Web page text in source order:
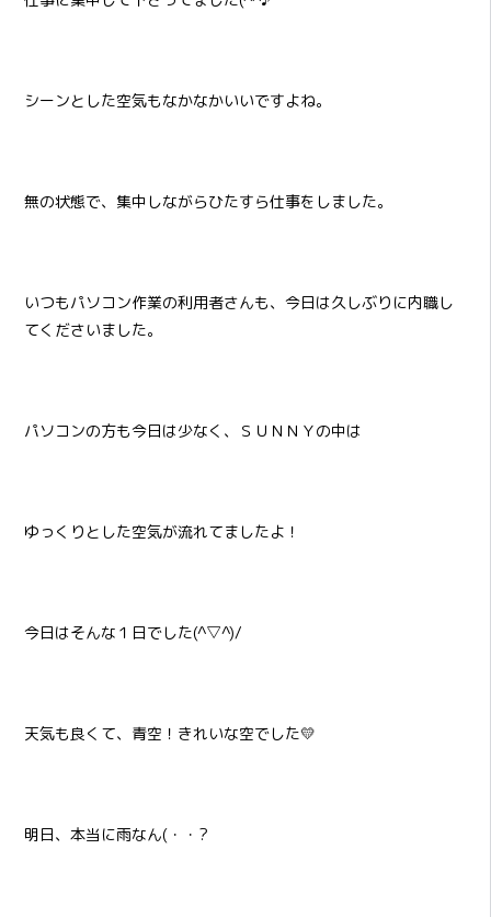
シーンとした空気もなかなかいいですよね。
無の状態で、集中しながらひたすら仕事をしました。
いつもパソコン作業の利用者さんも、今日は久しぶりに内職し
てくださいました。
パソコンの方も今日は少なく、ＳＵＮＮＹの中は
ゆっくりとした空気が流れてましたよ！
今日はそんな１日でした(^▽^)/
天気も良くて、青空！きれいな空でした💛
明日、本当に雨なん(・・?